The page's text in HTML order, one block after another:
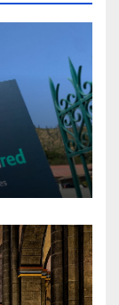
N
O
H
A
Y